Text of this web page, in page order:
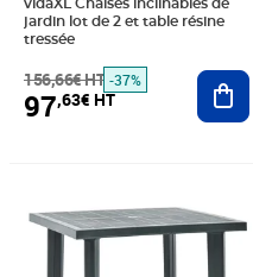
vidaXL Chaises inclinables de
jardin lot de 2 et table résine
tressée
156,66€ HT -37%
97,63€ HT